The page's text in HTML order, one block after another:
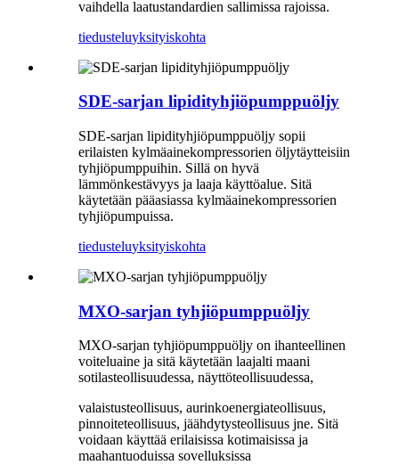
vaihdella laatustandardien sallimissa rajoissa.
tiedusteluyksityiskohta
SDE-sarjan lipidityhjiöpumppuöljy
SDE-sarjan lipidityhjiöpumppuöljy sopii
erilaisten kylmäainekompressorien öljytäytteisiin
tyhjiöpumppuihin. Sillä on hyvä
lämmönkestävyys ja laaja käyttöalue. Sitä
käytetään pääasiassa kylmäainekompressorien
tyhjiöpumpuissa.
tiedusteluyksityiskohta
MXO-sarjan tyhjiöpumppuöljy
MXO-sarjan tyhjiöpumppuöljy on ihanteellinen
voiteluaine ja sitä käytetään laajalti maani
sotilasteollisuudessa, näyttöteollisuudessa,
valaistusteollisuus, aurinkoenergiateollisuus,
pinnoiteteollisuus, jäähdytysteollisuus jne. Sitä
voidaan käyttää erilaisissa kotimaisissa ja
maahantuoduissa sovelluksissa